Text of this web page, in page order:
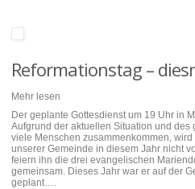
Reformationstag –
Mehr lesen
Der geplante Gottesdienst um 19 Uhr in
Aufgrund der aktuellen Situation und des
viele Menschen zusammenkommen,
unserer Gemeinde in diesem Jahr nicht
feiern ihn die drei evangelischen
gemeinsam. Dieses Jahr war er auf der
geplant….